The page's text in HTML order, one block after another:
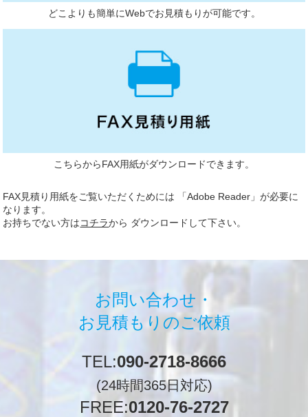
どこよりも簡単にWebでお見積もりが可能です。
こちらからFAX用紙がダウンロードできます。
FAX見積り用紙をご覧いただくためには 「Adobe Reader」が必要に
なります。
お持ちでない方はコチラから ダウンロードして下さい。
お問い合わせ・
お見積もりのご依頼
TEL:090-2718-8666
(24時間365日対応)
FREE:0120-76-2727